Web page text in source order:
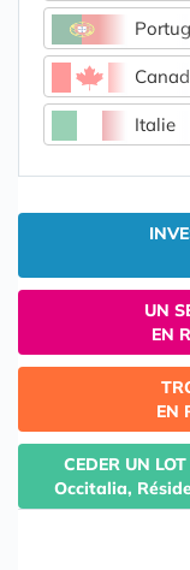
Italie
UN
EN
EN
CEDER UN
Occitalia,